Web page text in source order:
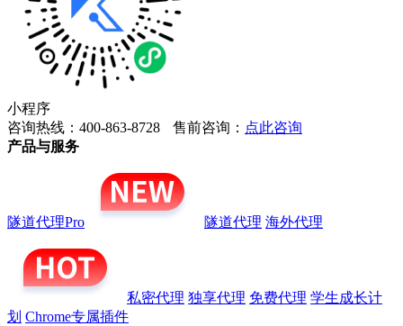
小程序
咨询热线：400-863-8728
售前咨询： 点此咨询
产品与服务
隧道代理Pro 隧道代理 海外代理
私密代理 独享代理 免费代理 学生成长计
划 Chrome专属插件